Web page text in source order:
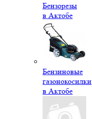
Бензорезы
в Актобе
Бензиновые
газонокосилки
в Актобе